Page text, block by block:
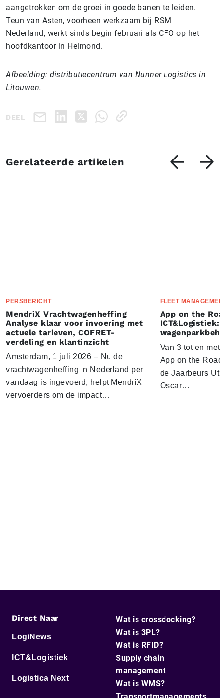
aangetrokken om de groei in goede banen te leiden.
Teun van Asten, voorheen werkzaam bij RSM
Nederland, werkt sinds begin februari als CFO op het
hoofdkantoor in Helmond.
Afbeelding: distributiecentrum van Nunner Logistics in
Litouwen.
DEEL
Gerelateerde artikelen
PERSBERICHT
MendriX Vrachtwagenheffing
Analyse klaar voor invoering met
actuele tarieven, COFRET-
verdeling en klantinzicht
Amsterdam, 1 juli 2026 – Nu de
vrachtwagenheffing in Nederland per
vandaag is ingevoerd, helpt MendriX
vervoerders om de impact…
FLEET
App on the
Van 3 tot en
App on the
de Jaarbeurs
Oscar…
Direct Naar
LogiNews
ICT&Logistiek
Logistica Next
Wat is crossdocking?
Wat is 3PL?
Wat is RFID?
Supply chain
management
Wat is WMS?